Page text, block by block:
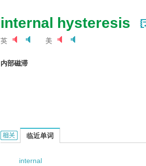
internal hysteresis
英 美
内部磁滞
internal hysteresis的相关资料：
临近单词
internal